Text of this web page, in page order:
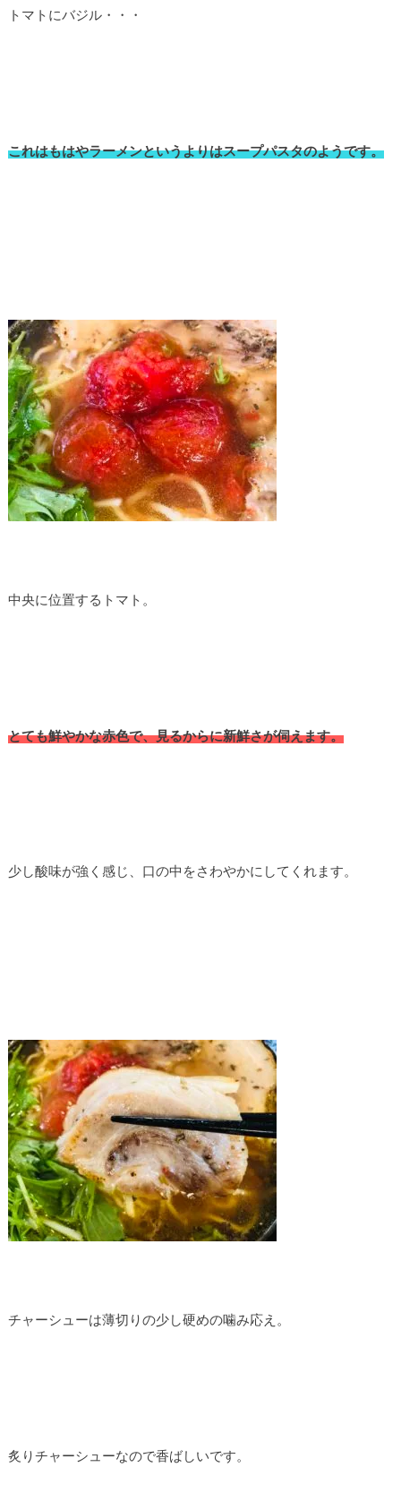
トマトにバジル・・・
これはもはやラーメンというよりはスープパスタのようです。
中央に位置するトマト。
とても鮮やかな赤色で、見るからに新鮮さが伺えます。
少し酸味が強く感じ、口の中をさわやかにしてくれます。
チャーシューは薄切りの少し硬めの噛み応え。
炙りチャーシューなので香ばしいです。